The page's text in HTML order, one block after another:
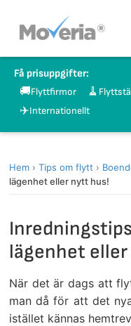
innehåll
Få prisuppgifter:
🚚Flyttfirmor 🧹
✈️Internationellt
Hem › Tips om flytt ›
lägenhet eller nytt hus!
lägenhet
När det är dags att
man då för att det
istället kännas